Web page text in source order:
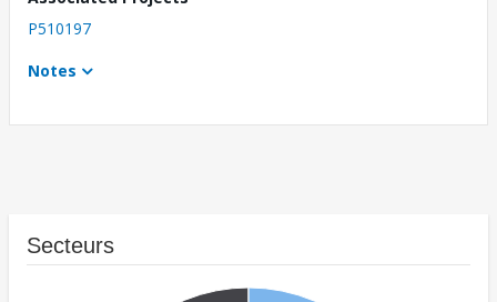
P510197
Notes
Secteurs